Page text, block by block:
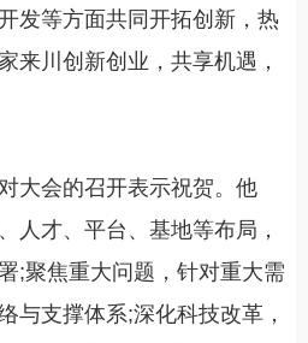
发等方面共同开拓创新，热
来川创新创业，共享机遇，
会的召开表示祝贺。他
人才、平台、基地等布局，
;聚焦重大问题，针对重大需
与支撑体系;深化科技改革，